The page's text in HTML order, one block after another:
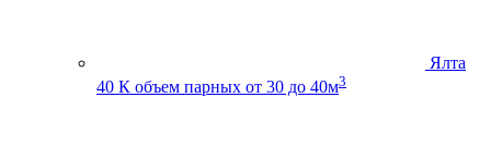
Ялта
40 К объем парных от 30 до 40м3